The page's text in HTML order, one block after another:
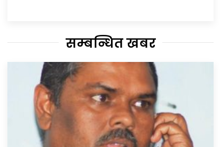
सम्बन्धित खबर